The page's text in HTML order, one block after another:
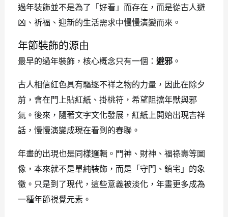
過年裝飾並不是為了「好看」而存在，而是從古人避
凶、祈福、迎新的生活需求中慢慢演變而來。
年節裝飾的源由
最早的過年裝飾，核心概念只有一個： 避邪。
古人相信紅色具有驅逐不祥之物的力量，因此在除夕
前，會在門上貼紅紙、掛桃符，希望阻擋年獸與邪
氣。後來，隨著文字文化發展，紅紙上開始出現吉祥
話，慢慢演變成現在看到的春聯。
年畫的出現也是同樣邏輯。門神、財神、福祿壽等圖
像，本來就不是單純裝飾，而是「守門、鎮宅」的象
徵。只是到了現代，這些意義被淡化，年畫更多成為
一種年節視覺元素。